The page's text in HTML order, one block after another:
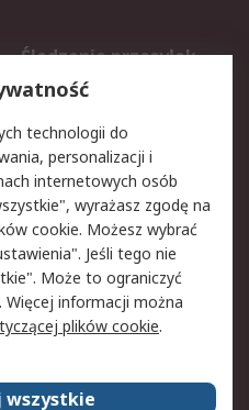
Śledzenie przesyłek
Rejestracja
Polityka dotycząca
plików cookie
Użytkowanie witryny
Warunki Sprzedaży
Kontakt
technologii do
personalizacji i
internetowych osób
wyrażasz zgodę na
cookie. Możesz wybrać
Jeśli tego nie
Może to ograniczyć
informacji można
plików cookie.
wszystkie